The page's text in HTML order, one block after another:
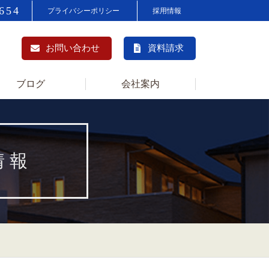
プライバシーポリシー 採用情報
お問い合わせ 資料請求
ブログ 会社案内